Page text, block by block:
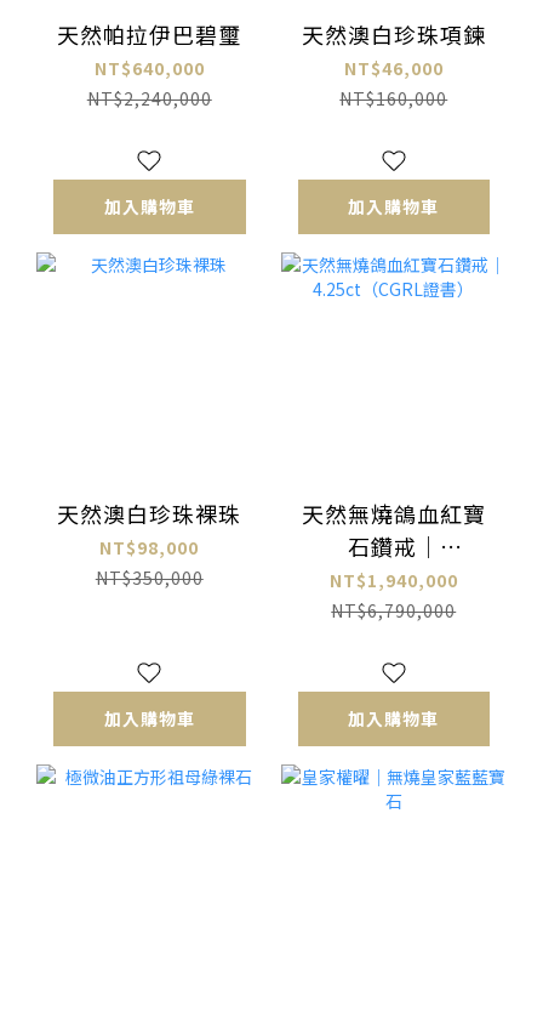
天然帕拉伊巴碧璽
NT$640,000
NT$2,240,000
加入購物車
天然澳白珍珠項鍊
NT$46,000
NT$160,000
加入購物車
天然澳白珍珠裸珠
NT$98,000
NT$350,000
加入購物車
天然無燒鴿血紅寶
石鑽戒｜
4.25ct（CGRL證
書）
NT$1,940,000
NT$6,790,000
加入購物車